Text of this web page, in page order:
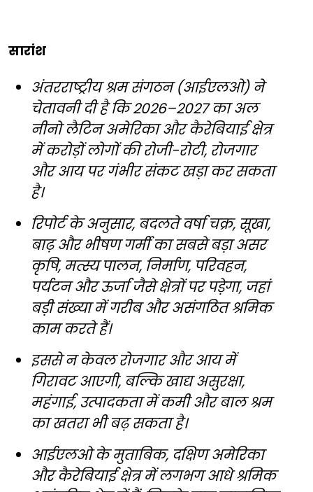
सारांश
अंतरराष्ट्रीय श्रम संगठन (आईएलओ) ने
चेतावनी दी है कि 2026–2027 का अल
नीनो लैटिन अमेरिका और कैरेबियाई क्षेत्र
में करोड़ों लोगों की रोजी-रोटी, रोजगार
और आय पर गंभीर संकट खड़ा कर सकता
है।
रिपोर्ट के अनुसार, बदलते वर्षा चक्र, सूखा,
बाढ़ और भीषण गर्मी का सबसे बड़ा असर
कृषि, मत्स्य पालन, निर्माण, परिवहन,
पर्यटन और ऊर्जा जैसे क्षेत्रों पर पड़ेगा, जहां
बड़ी संख्या में गरीब और असंगठित श्रमिक
काम करते हैं।
इससे न केवल रोजगार और आय में
गिरावट आएगी, बल्कि खाद्य असुरक्षा,
महंगाई, उत्पादकता में कमी और बाल श्रम
का खतरा भी बढ़ सकता है।
आईएलओ के मुताबिक, दक्षिण अमेरिका
और कैरेबियाई क्षेत्र में लगभग आधे श्रमिक